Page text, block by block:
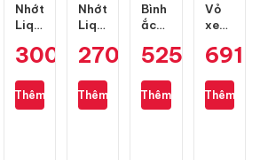
₫
Nhớt
Liqui
Motorbike
4T
10W40
300.000₫
Thêm
Nhớt
Liqui
Motorbike
10W40
1L
270.000₫
Thêm
Bình
ắc
GS
H
525.000₫
Thêm
Vỏ
xe
TT902
80/90-
17
Thêm